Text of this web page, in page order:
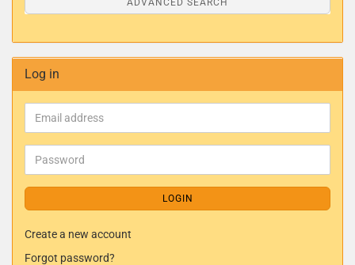
ADVANCED SEARCH
Log in
LOGIN
Create a new account
Forgot password?